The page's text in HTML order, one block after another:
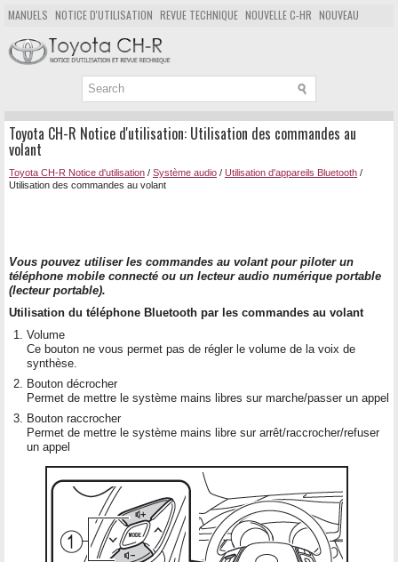
MANUELS NOTICE D'UTILISATION REVUE TECHNIQUE NOUVELLE C-HR NOUVEAU
POPULAIRE
PLAN DU SITE CHERCHER
Toyota CH-R Notice d'utilisation: Utilisation des commandes au
volant
Toyota CH-R Notice d'utilisation / Système audio / Utilisation d'appareils Bluetooth /
Utilisation des commandes au volant
Vous pouvez utiliser les commandes au volant pour piloter un
téléphone mobile connecté ou un lecteur audio numérique portable
(lecteur portable).
Utilisation du téléphone Bluetooth par les commandes au volant
Volume
Ce bouton ne vous permet pas de régler le volume de la voix de
synthèse.
Bouton décrocher
Permet de mettre le système mains libres sur marche/passer un appel
Bouton raccrocher
Permet de mettre le système mains libre sur arrêt/raccrocher/refuser
un appel